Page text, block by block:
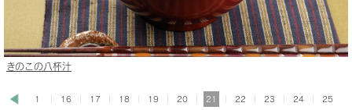
きのこの八杯汁
1 16 17 18 19 20 21 22 23 24 25